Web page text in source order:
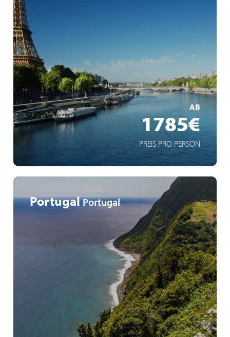
AB
1785€
PREIS PRO PERSON
Au cœur de l’Histoire de Paris
Bateau à roue à aubes
MEHR ERFAHREN
Portugal Portugal
Découverte de six des neuf îles des Açores
Nature unique (volcan, formations géologiques,
végétation luxuriante)